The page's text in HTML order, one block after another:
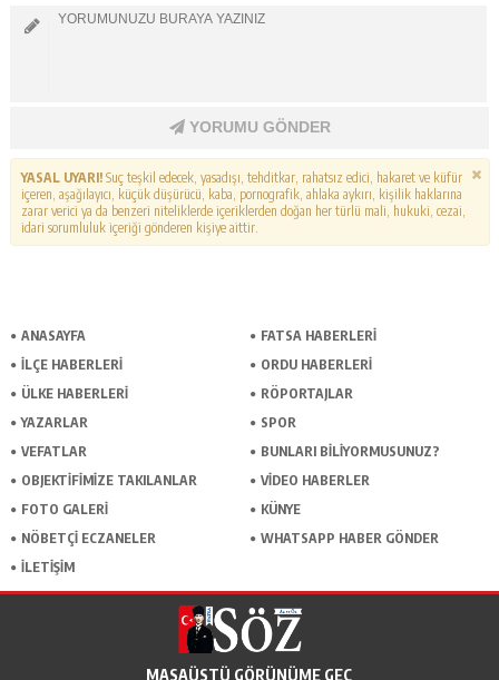
YORUMU GÖNDER
YASAL UYARI!Suç teşkil edecek, yasadışı, tehditkar, rahatsız edici, hakaret ve küfür
içeren, aşağılayıcı, küçük düşürücü, kaba, pornografik, ahlaka aykırı, kişilik haklarına
zarar verici ya da benzeri niteliklerde içeriklerden doğan her türlü mali, hukuki, cezai,
idari sorumluluk içeriği gönderen kişiye aittir.
ANASAYFA
FATSA HABERLERI
İLÇE HABERLERI
ORDU HABERLERI
ÜLKE HABERLERI
RÖPORTAJLAR
YAZARLAR
SPOR
VEFATLAR
BUNLARI BILIYORMUSUNUZ?
OBJEKTIFIMIZE TAKILANLAR
VIDEO HABERLER
FOTO GALERI
KÜNYE
NÖBETÇI ECZANELER
WHATSAPP HABER GÖNDER
İLETIŞIM
MASAÜSTÜ GÖRÜNÜME GEÇ